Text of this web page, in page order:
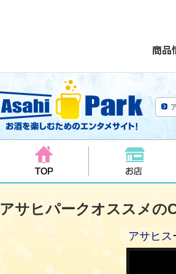
商品
アサヒパークオススメの
アサヒス